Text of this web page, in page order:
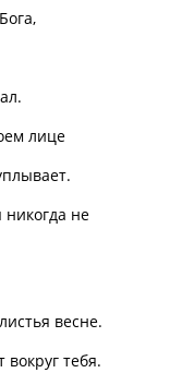
лице
не
весне.
вокруг тебя.